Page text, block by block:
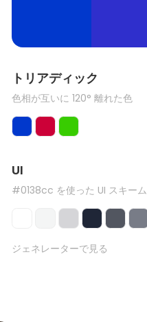
トリアディック
色相が互いに 120° 離れた色
UI
#0138cc を使った UI スキーム
ジェネレーターで見る